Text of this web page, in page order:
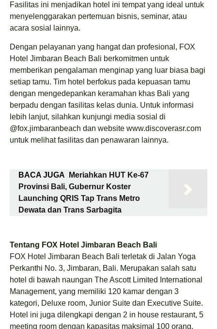
Fasilitas ini menjadikan hotel ini tempat yang ideal untuk
menyelenggarakan pertemuan bisnis, seminar, atau
acara sosial lainnya.
Dengan pelayanan yang hangat dan profesional, FOX
Hotel Jimbaran Beach Bali berkomitmen untuk
memberikan pengalaman menginap yang luar biasa bagi
setiap tamu. Tim hotel berfokus pada kepuasan tamu
dengan mengedepankan keramahan khas Bali yang
berpadu dengan fasilitas kelas dunia. Untuk informasi
lebih lanjut, silahkan kunjungi media sosial di
@fox.jimbaranbeach dan website www.discoverasr.com
untuk melihat fasilitas dan penawaran lainnya.
BACA JUGA
Meriahkan HUT Ke-67
Provinsi Bali, Gubernur Koster
Launching QRIS Tap Trans Metro
Dewata dan Trans Sarbagita
Tentang FOX Hotel Jimbaran Beach Bali
FOX Hotel Jimbaran Beach Bali terletak di Jalan Yoga
Perkanthi No. 3, Jimbaran, Bali. Merupakan salah satu
hotel di bawah naungan The Ascott Limited International
Management, yang memiliki 120 kamar dengan 3
kategori, Deluxe room, Junior Suite dan Executive Suite.
Hotel ini juga dilengkapi dengan 2 in house restaurant, 5
meeting room dengan kapasitas maksimal 100 orang,